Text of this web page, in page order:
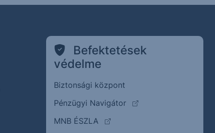
Befektetések
védelme
Biztonsági központ
Pénzügyi Navigátor
(külső oldalra ugrik)
MNB ÉSZLA
(külső oldalra ugrik)